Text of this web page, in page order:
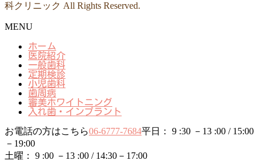
科クリニック All Rights Reserved.
MENU
ホーム
医院紹介
一般歯科
定期検診
小児歯科
歯周病
審美ホワイトニング
入れ歯・インプラント
お電話の方はこちら06-6777-7684平日： 9 :30 －13 :00 / 15:00
－19:00
土曜： 9 :00 －13 :00 / 14:30－17:00